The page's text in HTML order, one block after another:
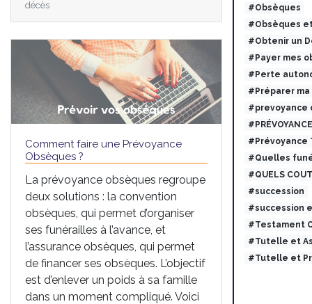
décès
Comment faire une Prévoyance
Obsèques ?
La prévoyance obsèques regroupe
deux solutions : la convention
obsèques, qui permet d’organiser
ses funérailles à l’avance, et
l’assurance obsèques, qui permet
de financer ses obsèques. L’objectif
est d’enlever un poids à sa famille
dans un moment compliqué. Voici
#Obsèques
#Obsèques
#Obtenir un
#Payer mes
#Perte
#Préparer ma
#prevoyance
#Prévoyance
#Quelles
#QUELS
#succession
#succession
#Testament
#Tutelle et
#Tutelle et